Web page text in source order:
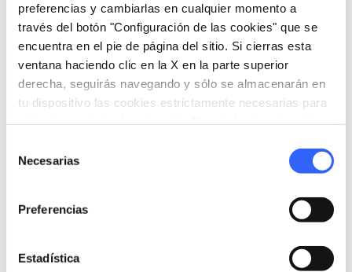
preferencias y cambiarlas en cualquier momento a
través del botón "Configuración de las cookies" que se
encuentra en el pie de página del sitio. Si cierras esta
ventana haciendo clic en la X en la parte superior
derecha, seguirás navegando y sólo se almacenarán en
tu dispositivo las cookies estrictamente necesarias para
Necesarias
Preferencias
Estadística
no
presentación
Cancelación gratuita hasta 24h antes del inicio de
la excursión
Consulta las políticas de cancelación
Sightseeing Experience srl